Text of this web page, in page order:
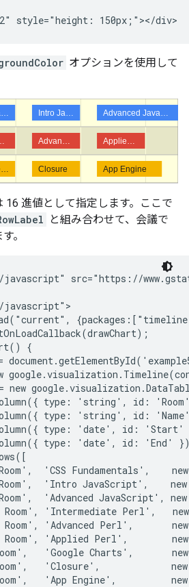
オプションを使用して
16 進値として指定します。ここで
と組み合わせて、会議で
。
src="https://
{
new
type: 'string', id:
type: 'string', id:
type: 'date', id: 'Start'
type: 'date', id: 'End'
'CSS Fundamentals',
'Intro JavaScript',
'Advanced JavaScript',
Room', 'Intermediate Perl',
Room', 'Advanced Perl',
Room', 'Applied Perl',
'Google Charts',
'Closure',
'App Engine',